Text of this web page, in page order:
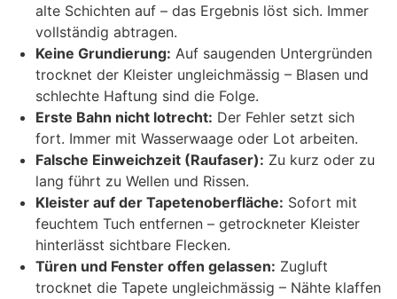
alte Schichten auf – das Ergebnis löst sich. Immer
vollständig abtragen.
Keine Grundierung: Auf saugenden Untergründen
trocknet der Kleister ungleichmässig – Blasen und
schlechte Haftung sind die Folge.
Erste Bahn nicht lotrecht: Der Fehler setzt sich
fort. Immer mit Wasserwaage oder Lot arbeiten.
Falsche Einweichzeit (Raufaser): Zu kurz oder zu
lang führt zu Wellen und Rissen.
Kleister auf der Tapetenoberfläche: Sofort mit
feuchtem Tuch entfernen – getrockneter Kleister
hinterlässt sichtbare Flecken.
Türen und Fenster offen gelassen: Zugluft
trocknet die Tapete ungleichmässig – Nähte klaffen